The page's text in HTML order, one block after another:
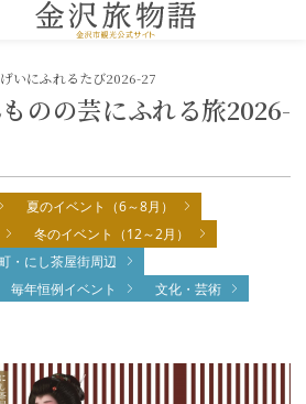
のの芸にふれる旅2026-
いにふれるたび2026-27
夏のイベント（6～8月）
冬のイベント（12～2月）
・にし茶屋街周辺
毎年恒例イベント 文化・芸術